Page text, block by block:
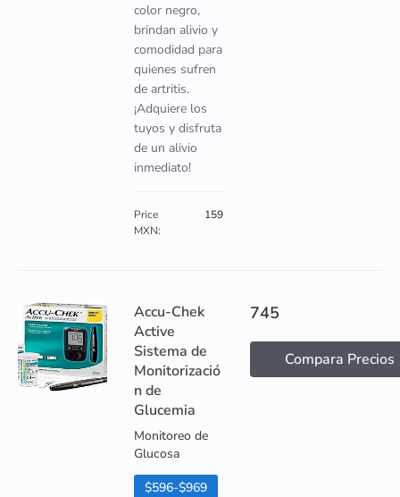
color negro,
brindan alivio y
comodidad para
quienes sufren
de artritis.
¡Adquiere los
tuyos y disfruta
de un alivio
inmediato!
Price
MXN:
159
Accu-Chek
Active
Sistema de
Monitorizació
n de
Glucemia
Monitoreo de
Glucosa
$596-$969
745
Compara Precios